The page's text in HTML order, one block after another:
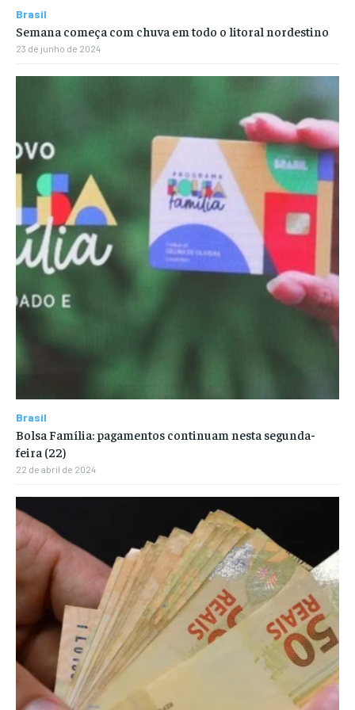
Brasil
Semana começa com chuva em todo o litoral nordestino
23 de junho de 2024
Brasil
Bolsa Família: pagamentos continuam nesta segunda-
feira (22)
22 de abril de 2024